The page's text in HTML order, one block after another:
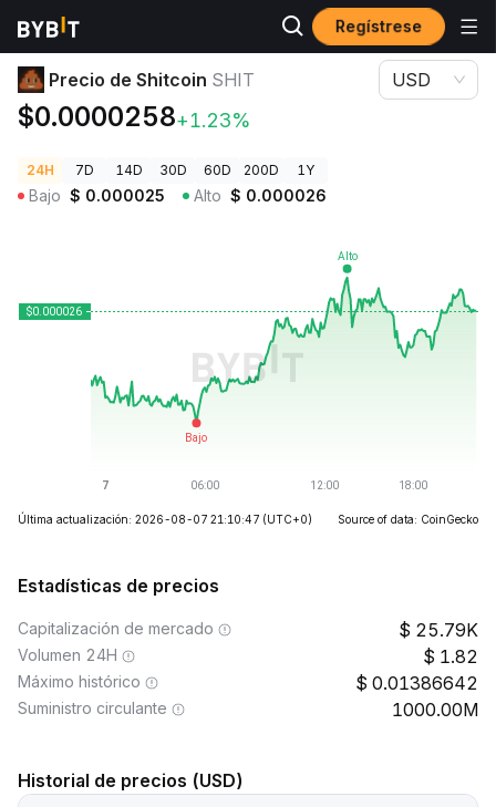
Regístrese
Precios de Criptomonedas Precio de Shitcoin SHIT
Precio de Shitcoin SHIT
$0.0000258+1.23%
USD
24H 7D 14D 30D 60D 200D 1Y
Bajo $ 0.000025 Alto $ 0.000026
Última actualización: 2026-08-07 21:10:47 (UTC+0) Source of data: CoinGecko
Estadísticas de precios
Capitalización de mercado 25.79K
Volumen 24H 1.82
Máximo histórico 0.01386642
Suministro circulante 1000.00M
Historial de precios (USD)